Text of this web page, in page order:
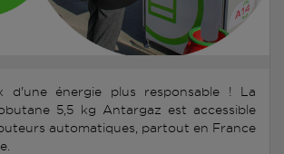
d'une énergie plus responsable ! La
5,5 kg Antargaz est accessible
automatiques, partout en France